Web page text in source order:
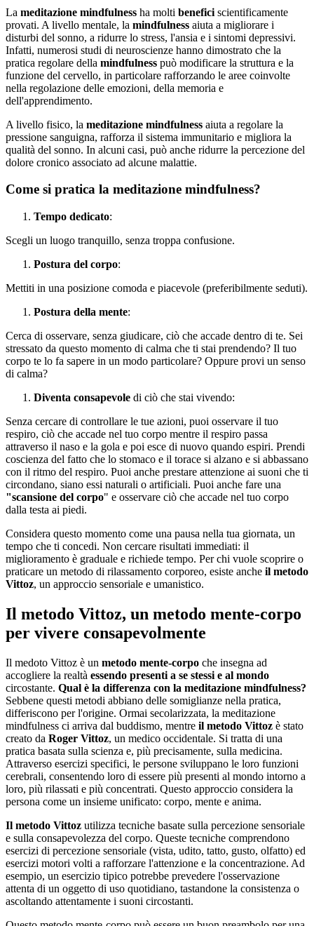
La meditazione mindfulness ha molti benefici scientificamente
provati. A livello mentale, la mindfulness aiuta a migliorare i
disturbi del sonno, a ridurre lo stress, l'ansia e i sintomi depressivi.
Infatti, numerosi studi di neuroscienze hanno dimostrato che la
pratica regolare della mindfulness può modificare la struttura e la
funzione del cervello, in particolare rafforzando le aree coinvolte
nella regolazione delle emozioni, della memoria e
dell'apprendimento.
A livello fisico, la meditazione mindfulness aiuta a regolare la
pressione sanguigna, rafforza il sistema immunitario e migliora la
qualità del sonno. In alcuni casi, può anche ridurre la percezione del
dolore cronico associato ad alcune malattie.
Come si pratica la meditazione mindfulness?
Tempo dedicato:
Scegli un luogo tranquillo, senza troppa confusione.
Postura del corpo:
Mettiti in una posizione comoda e piacevole (preferibilmente seduti).
Postura della mente:
Cerca di osservare, senza giudicare, ciò che accade dentro di te. Sei
stressato da questo momento di calma che ti stai prendendo? Il tuo
corpo te lo fa sapere in un modo particolare? Oppure provi un senso
di calma?
Diventa consapevole di ciò che stai vivendo:
Senza cercare di controllare le tue azioni, puoi osservare il tuo
respiro, ciò che accade nel tuo corpo mentre il respiro passa
attraverso il naso e la gola e poi esce di nuovo quando espiri. Prendi
coscienza del fatto che lo stomaco e il torace si alzano e si abbassano
con il ritmo del respiro. Puoi anche prestare attenzione ai suoni che ti
circondano, siano essi naturali o artificiali. Puoi anche fare una
"scansione del corpo" e osservare ciò che accade nel tuo corpo
dalla testa ai piedi.
Considera questo momento come una pausa nella tua giornata, un
tempo che ti concedi. Non cercare risultati immediati: il
miglioramento è graduale e richiede tempo. Per chi vuole scoprire o
praticare un metodo di rilassamento corporeo, esiste anche il metodo
Vittoz, un approccio sensoriale e umanistico.
Il metodo Vittoz, un metodo mente-corpo
per vivere consapevolmente
Il medoto Vittoz è un metodo mente-corpo che insegna ad
accogliere la realtà essendo presenti a se stessi e al mondo
circostante. Qual è la differenza con la meditazione mindfulness?
Sebbene questi metodi abbiano delle somiglianze nella pratica,
differiscono per l'origine. Ormai secolarizzata, la meditazione
mindfulness ci arriva dal buddismo, mentre il metodo Vittoz è stato
creato da Roger Vittoz, un medico occidentale. Si tratta di una
pratica basata sulla scienza e, più precisamente, sulla medicina.
Attraverso esercizi specifici, le persone sviluppano le loro funzioni
cerebrali, consentendo loro di essere più presenti al mondo intorno a
loro, più rilassati e più concentrati. Questo approccio considera la
persona come un insieme unificato: corpo, mente e anima.
Il metodo Vittoz utilizza tecniche basate sulla percezione sensoriale
e sulla consapevolezza del corpo. Queste tecniche comprendono
esercizi di percezione sensoriale (vista, udito, tatto, gusto, olfatto) ed
esercizi motori volti a rafforzare l'attenzione e la concentrazione. Ad
esempio, un esercizio tipico potrebbe prevedere l'osservazione
attenta di un oggetto di uso quotidiano, tastandone la consistenza o
ascoltando attentamente i suoni circostanti.